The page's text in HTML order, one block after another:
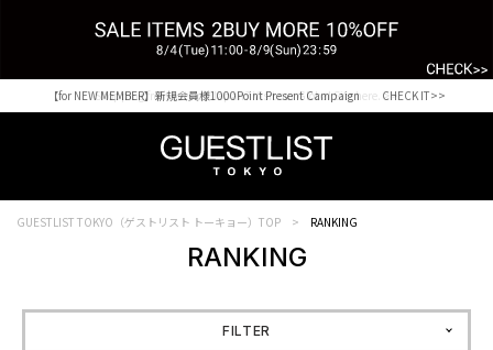
Shopping from outside Japan? Visit our Global Site here. >>
【for NEW MEMBER】新規会員様1000Point Present Campaign CHECK IT>>
GUESTLIST TOKYO（ゲストリスト トーキョー）TOP RANKING
RANKING
FILTER